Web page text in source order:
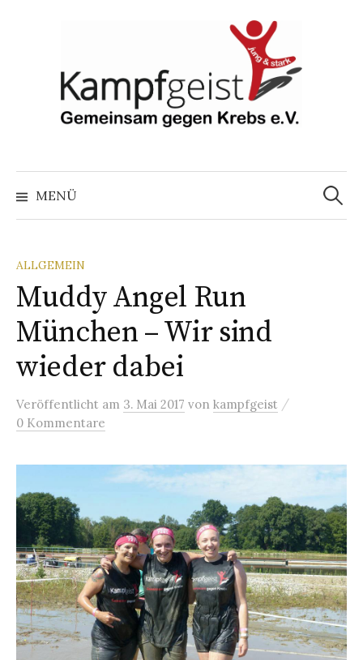
MENÜ
Suchen
nach:
ALLGEMEIN
Muddy Angel Run
München – Wir sind
wieder dabei
Veröffentlicht am 3. Mai 2017 von kampfgeist /
0 Kommentare